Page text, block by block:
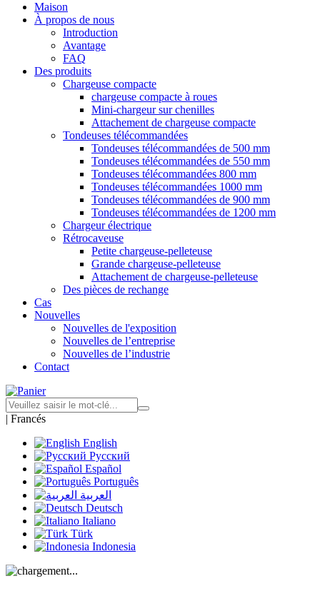
Maison
À propos de nous
Introduction
Avantage
FAQ
Des produits
Chargeuse compacte
chargeuse compacte à roues
Mini-chargeur sur chenilles
Attachement de chargeuse compacte
Tondeuses télécommandées
Tondeuses télécommandées de 500 mm
Tondeuses télécommandées de 550 mm
Tondeuses télécommandées 800 mm
Tondeuses télécommandées 1000 mm
Tondeuses télécommandées de 900 mm
Tondeuses télécommandées de 1200 mm
Chargeur électrique
Rétrocaveuse
Petite chargeuse-pelleteuse
Grande chargeuse-pelleteuse
Attachement de chargeuse-pelleteuse
Des pièces de rechange
Cas
Nouvelles
Nouvelles de l'exposition
Nouvelles de l’entreprise
Nouvelles de l’industrie
Contact
| Francés
English
Русский
Español
Português
العربية
Deutsch
Italiano
Türk
Indonesia